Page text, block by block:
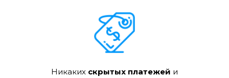
Никаких скрытых платежей и